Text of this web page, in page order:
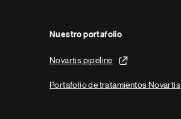
Nuestro portafolio
Novartis pipeline
Portafolio de tratamientos Novartis